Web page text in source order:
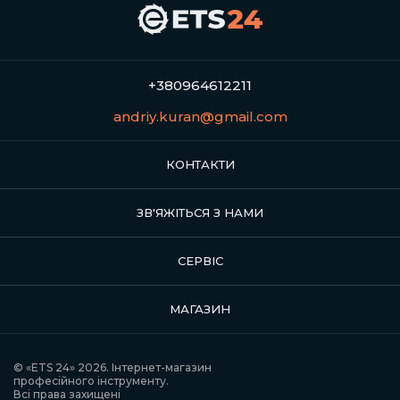
+380964612211
andriy.kuran@gmail.com
КОНТАКТИ
ЗВ'ЯЖІТЬСЯ З НАМИ
СЕРВІС
МАГАЗИН
© «ETS 24» 2026. Інтернет-магазин
професійного інструменту.
Всі права захищені